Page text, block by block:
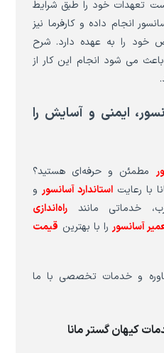
تعهدات خود را طبق شرایط
انجام داده و کارفرما نیز
خود را به عهده دارد. شرح
می شود انجام این کار از
ایمنی و آسایش را
مطمئن و حرفه‌ای هستید؟
با رعایت استاندارد آسانسورو
خدماتی مانند راه‌اندازی
آسانسوررا با بهترین قیمت
و خدمات تخصصی با ما
کیهان گستر مانا